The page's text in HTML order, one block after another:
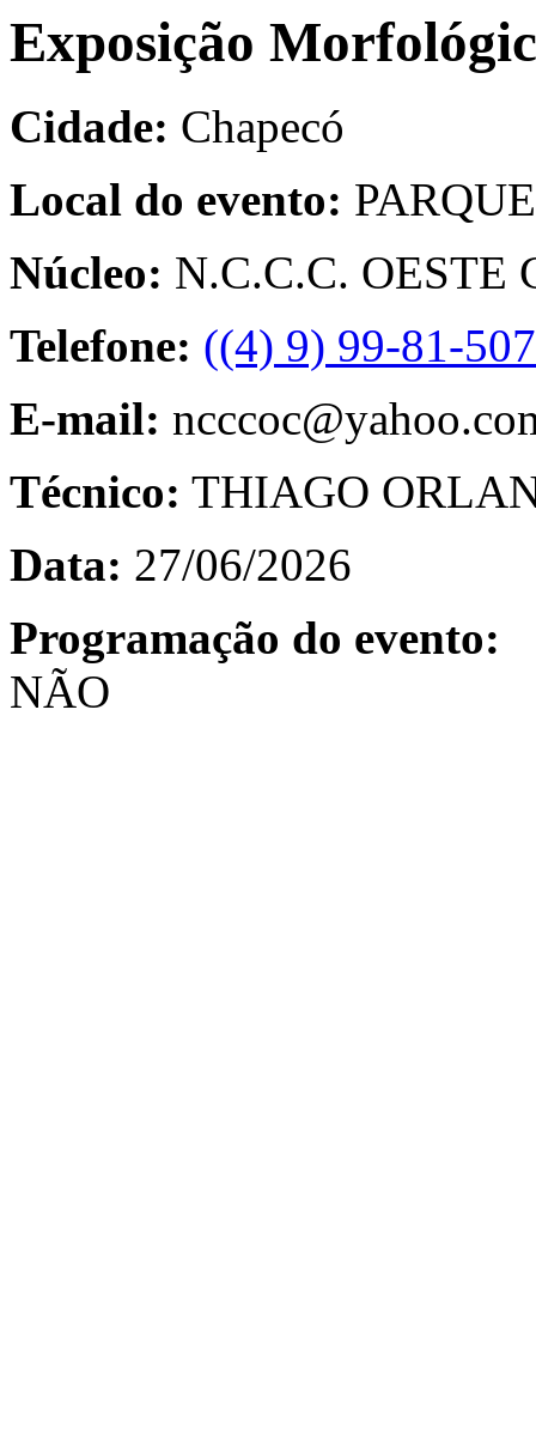
Exposição
Cidade: Chapecó
Local do evento:
Núcleo: N.C.C.C. OESTE
Telefone: ((4) 9) 99-81-
E-mail:
Técnico: THIAGO
Data: 27/06/2026
Programação do evento:
NÃO